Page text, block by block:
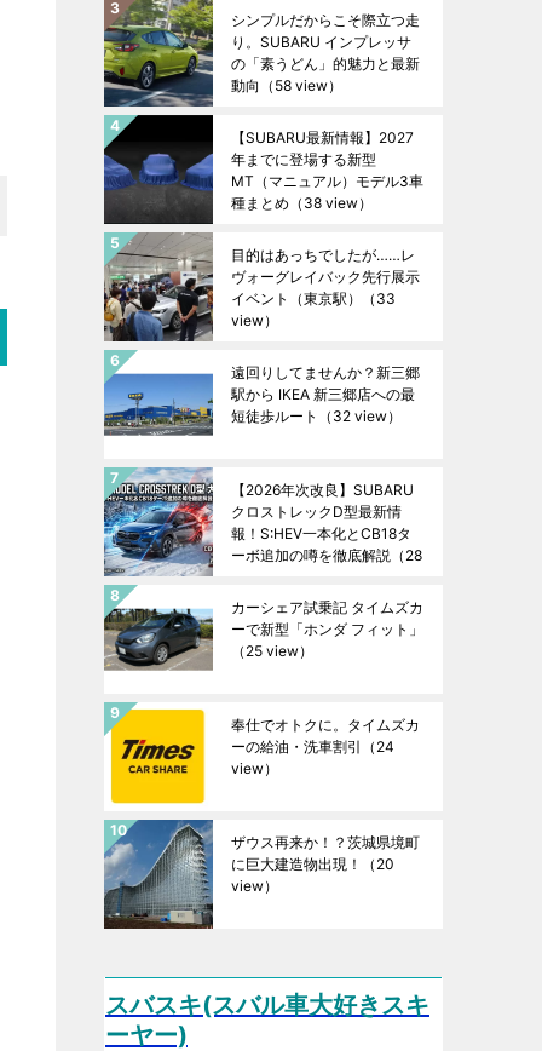
シンプルだからこそ際立つ走
り。SUBARU インプレッサ
の「素うどん」的魅力と最新
動向 （58 view）
【SUBARU最新情報】2027
年までに登場する新型
MT（マニュアル）モデル3車
種まとめ （38 view）
目的はあっちでしたが……レ
ヴォーグレイバック先行展示
イベント（東京駅）
（33
view）
遠回りしてませんか？新三郷
駅から IKEA 新三郷店への最
短徒歩ルート
（32 view）
【2026年次改良】SUBARU
クロストレックD型最新情
報！S:HEV一本化とCB18タ
ーボ追加の噂を徹底解説 （28
カーシェア試乗記 タイムズカ
ーで新型「ホンダ フィット」
（25 view）
奉仕でオトクに。タイムズカ
ーの給油・洗車割引 （24
view）
ザウス再来か！？茨城県境町
に巨大建造物出現！
（20
view）
スバスキ(スバル車大好きスキ
ーヤー)